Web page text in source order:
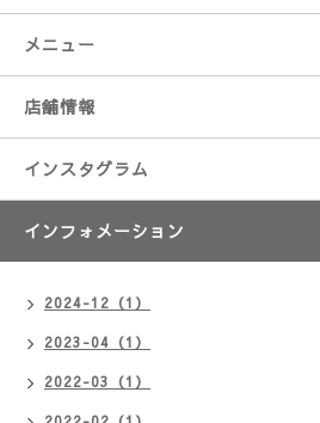
メニュー
店舗情報
インスタグラム
インフォメーション
2024-12（1）
2023-04（1）
2022-03（1）